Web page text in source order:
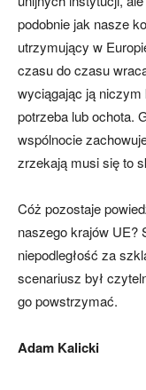
podobnie jak nasze
utrzymujący w
czasu do czasu
wyciągając ją
potrzeba lub ochota.
wspólnocie
zrzekają musi się to
Cóż pozostaje
naszego krajów UE?
niepodległość za
scenariusz był
go powstrzymać.
Adam Kalicki